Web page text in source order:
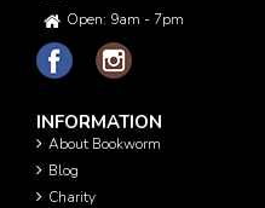
Open: 9am - 7pm
INFORMATION
About Bookworm
Blog
Charity